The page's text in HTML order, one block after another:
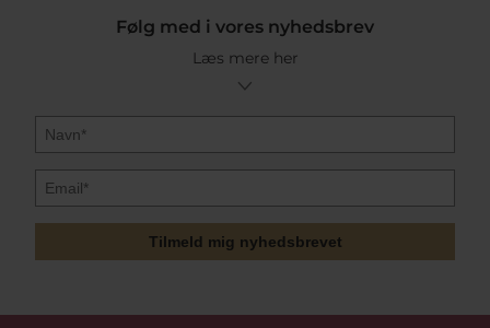
Følg med i vores nyhedsbrev
Læs mere her
Tilmeld mig nyhedsbrevet